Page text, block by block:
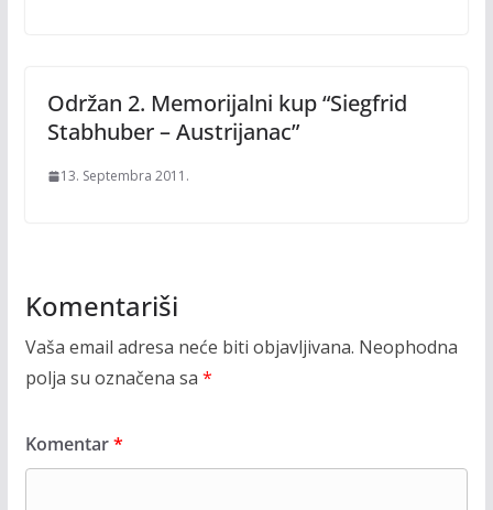
Održan 2. Memorijalni kup “Siegfrid
Stabhuber – Austrijanac”
13. Septembra 2011.
Komentariši
Vaša email adresa neće biti objavljivana. Neophodna
polja su označena sa *
Komentar*